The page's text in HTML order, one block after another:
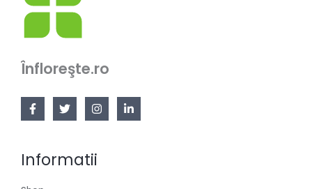
Înfloreşte.ro
Informatii